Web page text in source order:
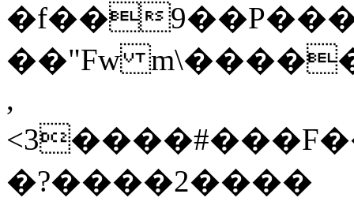
�f��
��"Fw
,
�?����2����